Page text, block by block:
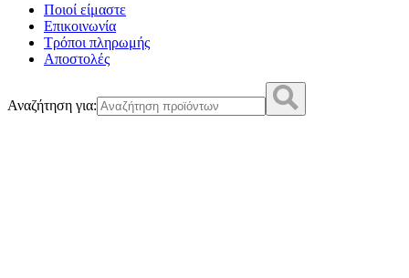
Ποιοί είμαστε
Επικοινωνία
Τρόποι πληρωμής
Αποστολές
Αναζήτηση για: